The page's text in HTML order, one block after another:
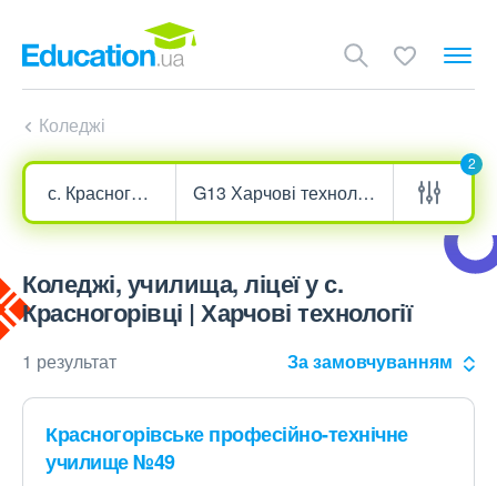
Коледжі
2
Коледжі, училища, ліцеї у с.
Красногорівці | Харчові технології
1 результат За замовчуванням
Красногорівське професійно-технічне
училище №49